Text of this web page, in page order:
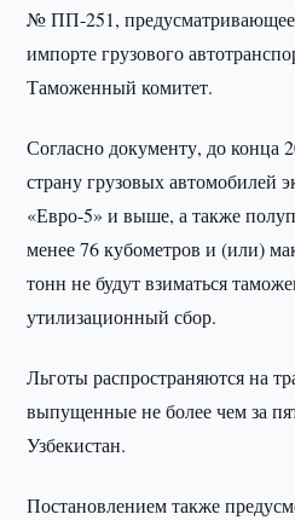
№ ПП-251,
импорте грузового
Таможенный комитет.
Согласно документу, до конца
страну грузовых автомобилей
«Евро-5» и выше, а также
менее 76 кубометров и (или)
тонн не будут взиматься
утилизационный сбор.
Льготы распространяются на
выпущенные не более чем за
Узбекистан.
Постановлением также